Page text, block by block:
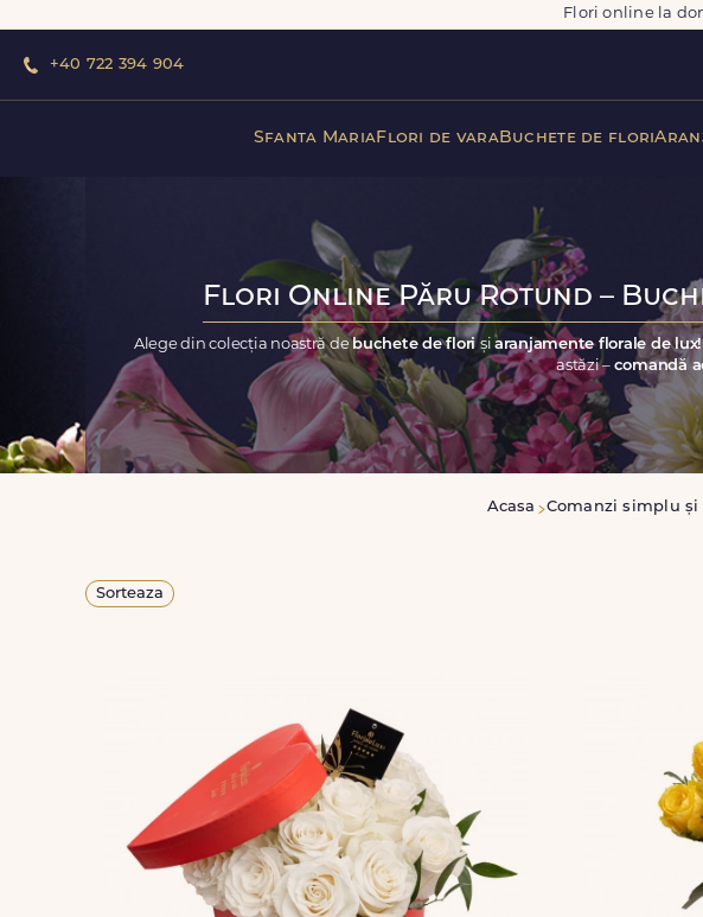
Flori online la
+40 722 394 904
Sfanta MariaFlori de varaBuchete de flori
Flori Online Păru Rotund –
Alege din colecția noastră debuchete de flori șiaranjamente florale de
astăzi – comandă
Acasa Comanzi simplu și
Sorteaza